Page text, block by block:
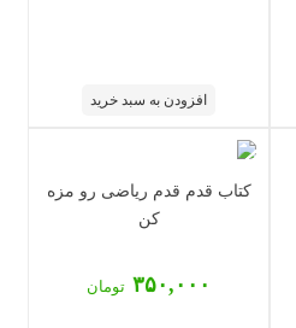
افزودن به سبد خرید
کتاب قدم قدم ریاضی رو مزه
کن
۳۵۰,۰۰۰ تومان